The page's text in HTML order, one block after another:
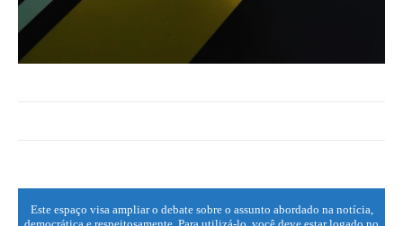
Este espaço visa ampliar o debate sobre o assunto abordado na notícia,